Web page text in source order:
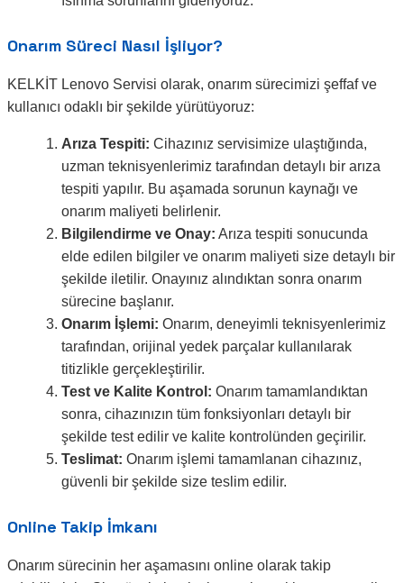
Onarım Süreci Nasıl İşliyor?
KELKİT Lenovo Servisi olarak, onarım sürecimizi şeffaf ve
kullanıcı odaklı bir şekilde yürütüyoruz:
Arıza Tespiti: Cihazınız servisimize ulaştığında,
uzman teknisyenlerimiz tarafından detaylı bir arıza
tespiti yapılır. Bu aşamada sorunun kaynağı ve
onarım maliyeti belirlenir.
Bilgilendirme ve Onay: Arıza tespiti sonucunda
elde edilen bilgiler ve onarım maliyeti size detaylı bir
şekilde iletilir. Onayınız alındıktan sonra onarım
sürecine başlanır.
Onarım İşlemi: Onarım, deneyimli teknisyenlerimiz
tarafından, orijinal yedek parçalar kullanılarak
titizlikle gerçekleştirilir.
Test ve Kalite Kontrol: Onarım tamamlandıktan
sonra, cihazınızın tüm fonksiyonları detaylı bir
şekilde test edilir ve kalite kontrolünden geçirilir.
Teslimat: Onarım işlemi tamamlanan cihazınız,
güvenli bir şekilde size teslim edilir.
Online Takip İmkanı
Onarım sürecinin her aşamasını online olarak takip